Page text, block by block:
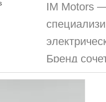
IM Motors
Бренд